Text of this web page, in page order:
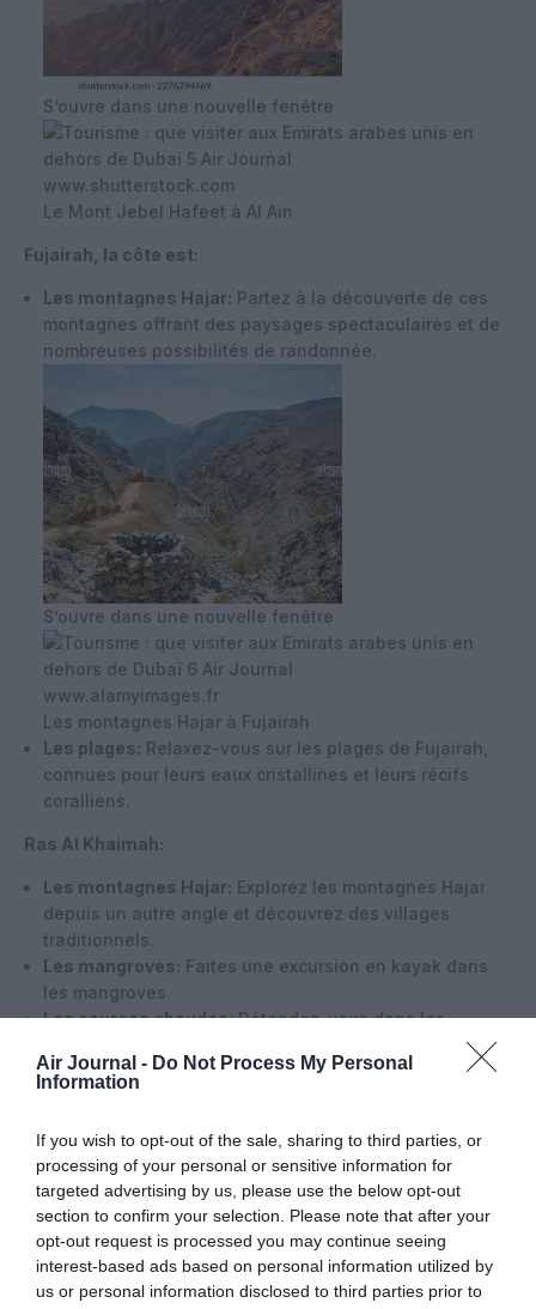
Air Journal - Do Not Process My Personal
Information
If you wish to opt-out of the sale, sharing to third parties, or
processing of your personal or sensitive information for
targeted advertising by us, please use the below opt-out
section to confirm your selection. Please note that after your
opt-out request is processed you may continue seeing
interest-based ads based on personal information utilized by
us or personal information disclosed to third parties prior to
S’ouvre dans une nouvelle fenêtre
www.shutterstock.com
Le Mont Jebel Hafeet à Al Ain
Fujairah, la côte est:
Les montagnes Hajar: Partez à la découverte de ces
montagnes offrant des paysages spectaculaires et de
nombreuses possibilités de randonnée.
S’ouvre dans une nouvelle fenêtre
www.alamyimages.fr
Les montagnes Hajar à Fujairah
Les plages: Relaxez-vous sur les plages de Fujairah,
connues pour leurs eaux cristallines et leurs récifs
coralliens.
Ras Al Khaimah:
Les montagnes Hajar: Explorez les montagnes Hajar
depuis un autre angle et découvrez des villages
traditionnels.
Les mangroves: Faites une excursion en kayak dans
les mangroves.
Les sources chaudes:Détendez-vous dans les
Autres activités:
Safari dans le désert: Vivez une expérience
inoubliable en traversant les dunes à bord d’un 4×4.
Plongée sous-marine: Explorez les fonds marins riches
en coraux et en poissons tropicaux.
Fauconnerie: Assistez à une démonstration de
fauconnerie, un art traditionnel des Émirats Arabes
Unis.